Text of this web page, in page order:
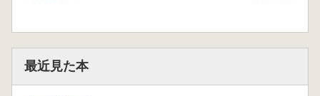
最近見た本